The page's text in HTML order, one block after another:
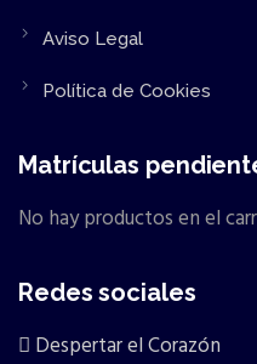
Aviso Legal
Política de Cookies
Matrículas
No hay productos en el
Redes sociales
Despertar el Corazón